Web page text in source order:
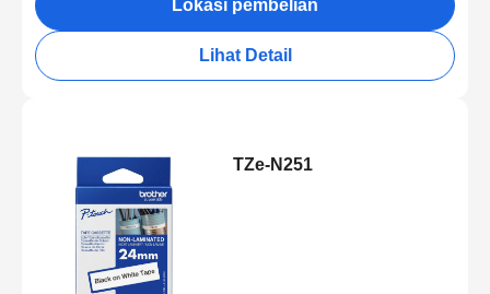
Lokasi pembelian
Lihat Detail
TZe-N251